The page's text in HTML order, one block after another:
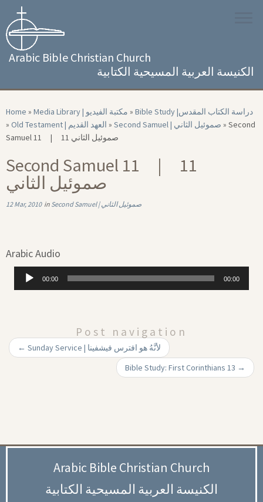
content
Arabic Bible Christian Church
الكنيسة العربية المسيحية الكتابية
Home » Media Library | مكتبة الفيديو »
Bible Study |‏ دراسة الكتاب المقدس
»
Old Testament | العهد القديم » Second Samuel | صموئيل الثاني » Second
Samuel 11 | 11 صموئيل الثاني
Second Samuel 11 | 11
صموئيل الثاني
12 Mar, 2010in Second Samuel | صموئيل الثاني
Arabic Audio
Audio
Player
00:00 00:00
Post navigation
←
Sunday Service | لأنَّهُ هو افترس فيشفينا
Bible Study: First Corinthians 13 →
Arabic Bible Christian Church
الكنيسة العربية المسيحية الكتابية